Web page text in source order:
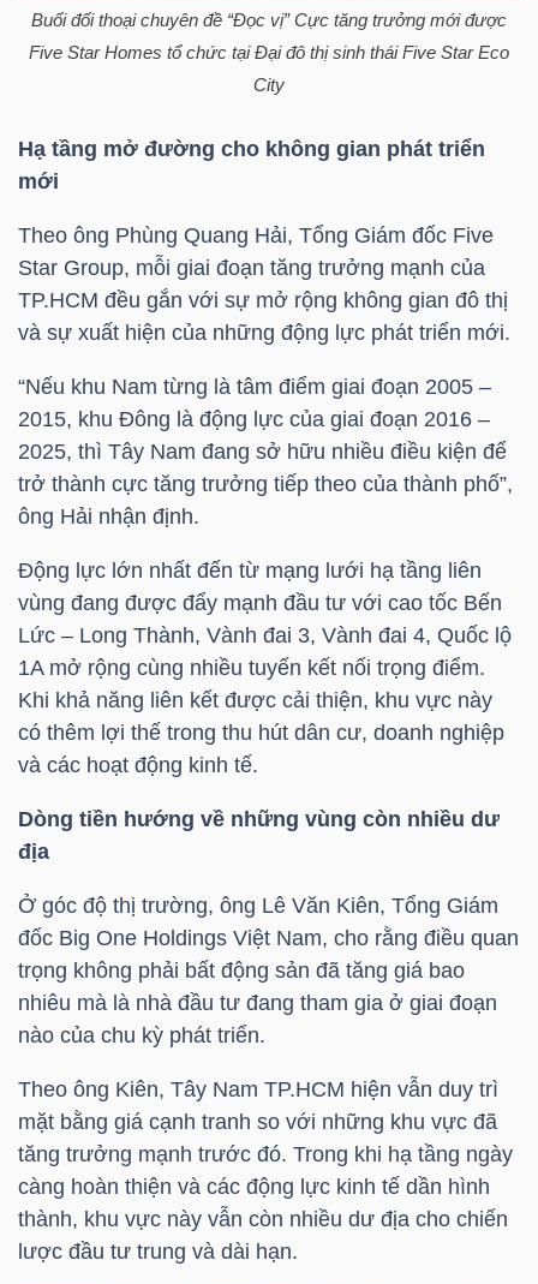
Buổi đối thoại chuyên đề “Đọc vị” Cực tăng trưởng mới được
Five Star Homes tổ chức tại Đại đô thị sinh thái Five Star Eco
City
Hạ tầng mở đường cho không gian phát triển
mới
Theo ông Phùng Quang Hải, Tổng Giám đốc Five
Star Group, mỗi giai đoạn tăng trưởng mạnh của
TP.HCM đều gắn với sự mở rộng không gian đô thị
và sự xuất hiện của những động lực phát triển mới.
“Nếu khu Nam từng là tâm điểm giai đoạn 2005 –
2015, khu Đông là động lực của giai đoạn 2016 –
2025, thì Tây Nam đang sở hữu nhiều điều kiện để
trở thành cực tăng trưởng tiếp theo của thành phố”,
ông Hải nhận định.
Động lực lớn nhất đến từ mạng lưới hạ tầng liên
vùng đang được đẩy mạnh đầu tư với cao tốc Bến
Lức – Long Thành, Vành đai 3, Vành đai 4, Quốc lộ
1A mở rộng cùng nhiều tuyến kết nối trọng điểm.
Khi khả năng liên kết được cải thiện, khu vực này
có thêm lợi thế trong thu hút dân cư, doanh nghiệp
và các hoạt động kinh tế.
Dòng tiền hướng về những vùng còn nhiều dư
địa
Ở góc độ thị trường, ông Lê Văn Kiên, Tổng Giám
đốc Big One Holdings Việt Nam, cho rằng điều quan
trọng không phải bất động sản đã tăng giá bao
nhiêu mà là nhà đầu tư đang tham gia ở giai đoạn
nào của chu kỳ phát triển.
Theo ông Kiên, Tây Nam TP.HCM hiện vẫn duy trì
mặt bằng giá cạnh tranh so với những khu vực đã
tăng trưởng mạnh trước đó. Trong khi hạ tầng ngày
càng hoàn thiện và các động lực kinh tế dần hình
thành, khu vực này vẫn còn nhiều dư địa cho chiến
lược đầu tư trung và dài hạn.
TẾ
GIỚI
ĐÔNG
DƯƠNG
TÀI
CHÍNH
CÁ
NHÂN
PHÂN
TÍCH
VIETSTOCKFINANCE
VĨ
NGÀNH
DOANH
NGHIỆP